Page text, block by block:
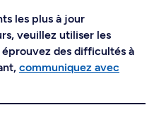
les plus à jour
veuillez utiliser les
éprouvez des difficultés à
communiquez avec